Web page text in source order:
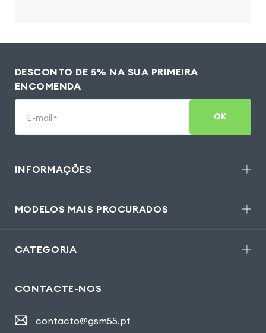
DESCONTO DE 5% NA SUA PRIMEIRA
ENCOMENDA
E-mail * OK
INFORMAÇÕES
MODELOS MAIS PROCURADOS
CATEGORIA
CONTACTE-NOS
contacto@gsm55.pt